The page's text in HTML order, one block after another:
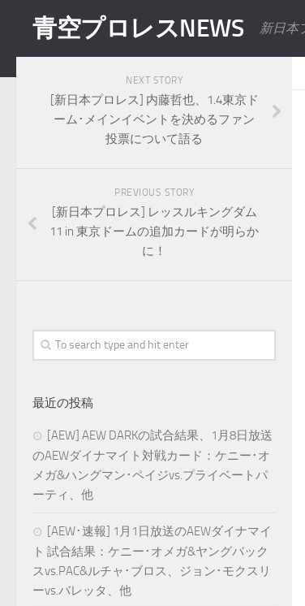
青空プロレスNEWS 新日本
NEXT STORY
[新日本プロレス] 内藤哲也、1.4東京ド
ーム･メインイベントを決めるファン
投票について語る
PREVIOUS STORY
[新日本プロレス] レッスルキングダム
11 in 東京ドームの追加カードが明らか
に！
最近の投稿
[AEW] AEW DARKの試合結果、1月8日放送
のAEWダイナマイト対戦カード：ケニー･オ
メガ&ハングマン･ペイジvs.プライベートパ
ーティ、他
[AEW･速報] 1月1日放送のAEWダイナマイ
ト 試合結果：ケニー･オメガ&ヤングバック
スvs.PAC&ルチャ･ブロス、ジョン･モクスリ
ーvs.バレッタ、他